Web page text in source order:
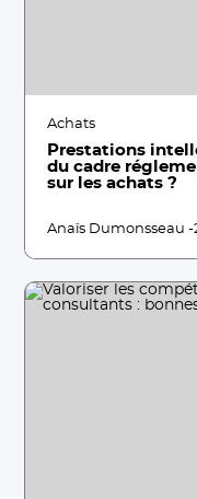
Achats
Prestations
du cadre
sur les achats ?
Anaïs Dumonsseau -